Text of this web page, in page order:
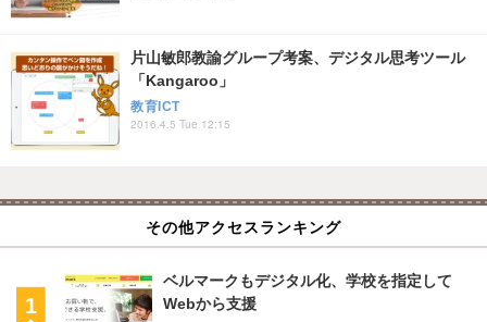
片山敏郎教諭グループ考案、デジタル思考ツール
「Kangaroo」
教育ICT
2016.4.5 Tue 12:15
その他アクセスランキング
ベルマークもデジタル化、学校を指定して
Webから支援